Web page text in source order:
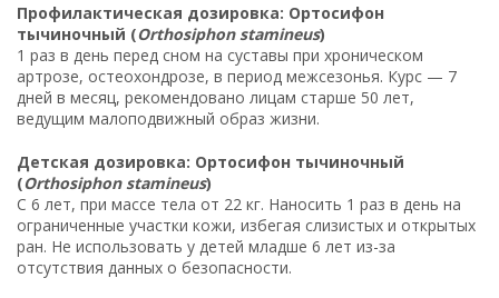
Профилактическая дозировка: Ортосифон
тычиночный (Orthosiphon stamineus)
1 раз в день перед сном на суставы при хроническом
артрозе, остеохондрозе, в период межсезонья. Курс — 7
дней в месяц, рекомендовано лицам старше 50 лет,
ведущим малоподвижный образ жизни.
Детская дозировка: Ортосифон тычиночный
(Orthosiphon stamineus)
С 6 лет, при массе тела от 22 кг. Наносить 1 раз в день на
ограниченные участки кожи, избегая слизистых и открытых
ран. Не использовать у детей младше 6 лет из-за
отсутствия данных о безопасности.